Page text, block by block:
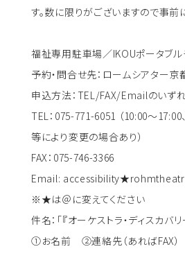
す。数に限りがございますので事前
福祉専用駐車場／IKOUポータブル
予約・問合せ先：ロームシアター京
申込方法：TEL/FAX/Emailのいず
TEL：075-771-6051 （10:00～
等により変更の場合あり）
FAX：075-746-3366
Email:
※★は＠に変えてください
件名：「『オーケストラ・ディスカバ
①お名前 ②連絡先（あればFAX